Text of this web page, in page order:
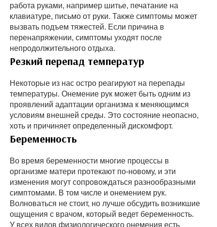
работа руками, например шитье, печатание на
клавиатуре, письмо от руки. Также симптомы может
вызвать подъем тяжестей. Если причина в
перенапряжении, симптомы уходят после
непродолжительного отдыха.
Резкий перепад температур
Некоторые из нас остро реагируют на перепады
температуры. Онемение рук может быть одним из
проявлений адаптации организма к меняющимся
условиям внешней среды. Это состояние неопасно,
хоть и причиняет определенный дискомфорт.
Беременность
Во время беременности многие процессы в
организме матери протекают по-новому, и эти
изменения могут сопровождаться разнообразными
симптомами. В том числе и онемением рук.
Волноваться не стоит, но лучше обсудить возникшие
ощущения с врачом, который ведет беременность.
У всех видов физиологического онемения есть